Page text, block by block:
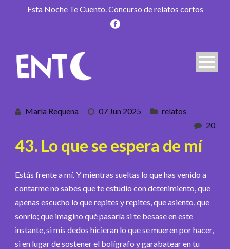
Esta Noche Te Cuento. Concurso de relatos cortos
María Requena 07 Jun 2025
relatos
20
43. Lo que se espera de mí
Estás frente a mí. Y mientras sueltas lo que has venido a
contarme no sabes que te estudio con detenimiento, que
apenas escucho lo que repites y repites, que asiento, que
sonrío; que imagino qué pasaría si te besase en este
instante, si mis dedos hicieran lo que se mueren por hacer,
si en lugar de sostener el bolígrafo y garabatear en tu